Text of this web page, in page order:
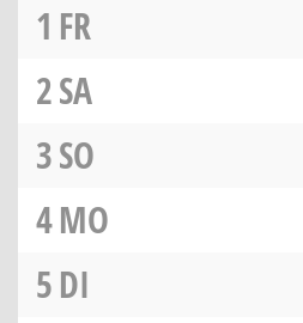
1 FR
2SA
3SO
4MO
5DI